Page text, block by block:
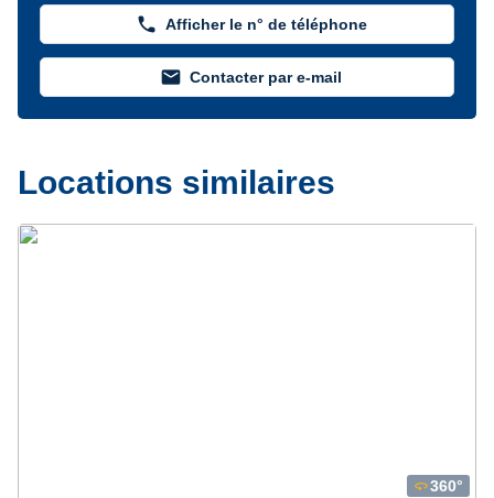
phone Afficher le n° de téléphone
mail Contacter par e-mail
Locations similaires
Précédent
360360°
Suivant